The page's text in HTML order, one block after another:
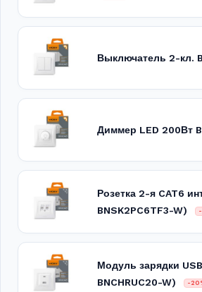
Выключатель 2-кл.
Диммер LED 200Вт
Розетка 2-я CAT6
BNSK2PC6TF3-W)
Модуль зарядки
BNCHRUC20-W)
-